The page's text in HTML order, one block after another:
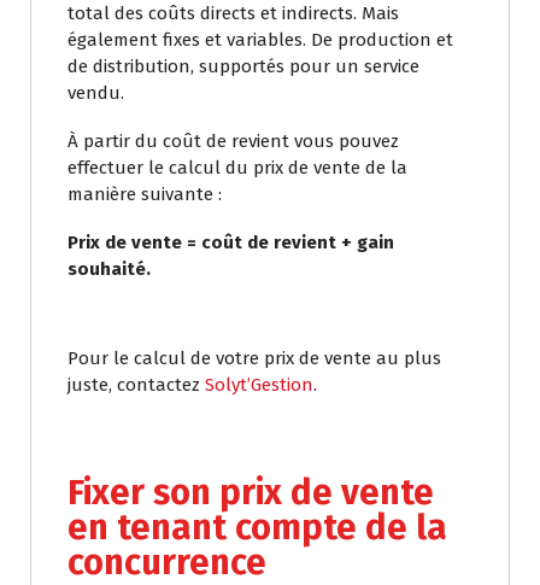
total des coûts directs et indirects. Mais
également fixes et variables. De production et
de distribution, supportés pour un service
vendu.
À partir du coût de revient vous pouvez
effectuer le calcul du prix de vente de la
manière suivante :
Prix de vente = coût de revient + gain
souhaité.
Pour le calcul de votre prix de vente au plus
juste, contactez Solyt’Gestion.
Fixer son prix de vente
en tenant compte de la
concurrence